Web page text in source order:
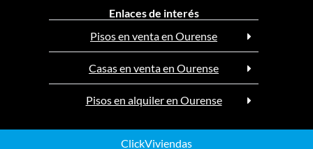
Enlaces de interés
Pisos en venta en Ourense
Casas en venta en Ourense
Pisos en alquiler en Ourense
ClickViviendas